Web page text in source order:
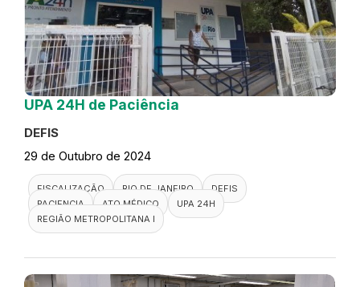
UPA 24H de Paciência
DEFIS
29 de Outubro de 2024
FISCALIZAÇÃO RIO DE JANEIRO
DEFIS
PACIENCIA
ATO MÉDICO
UPA 24H
REGIÃO METROPOLITANA I